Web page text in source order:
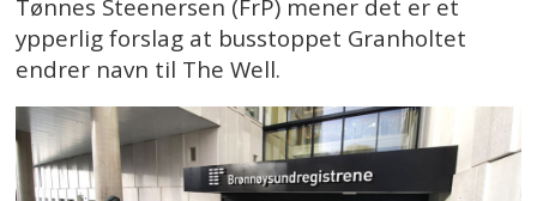
Tønnes Steenersen (FrP) mener det er et
ypperlig forslag at busstoppet Granholtet
endrer navn til The Well.